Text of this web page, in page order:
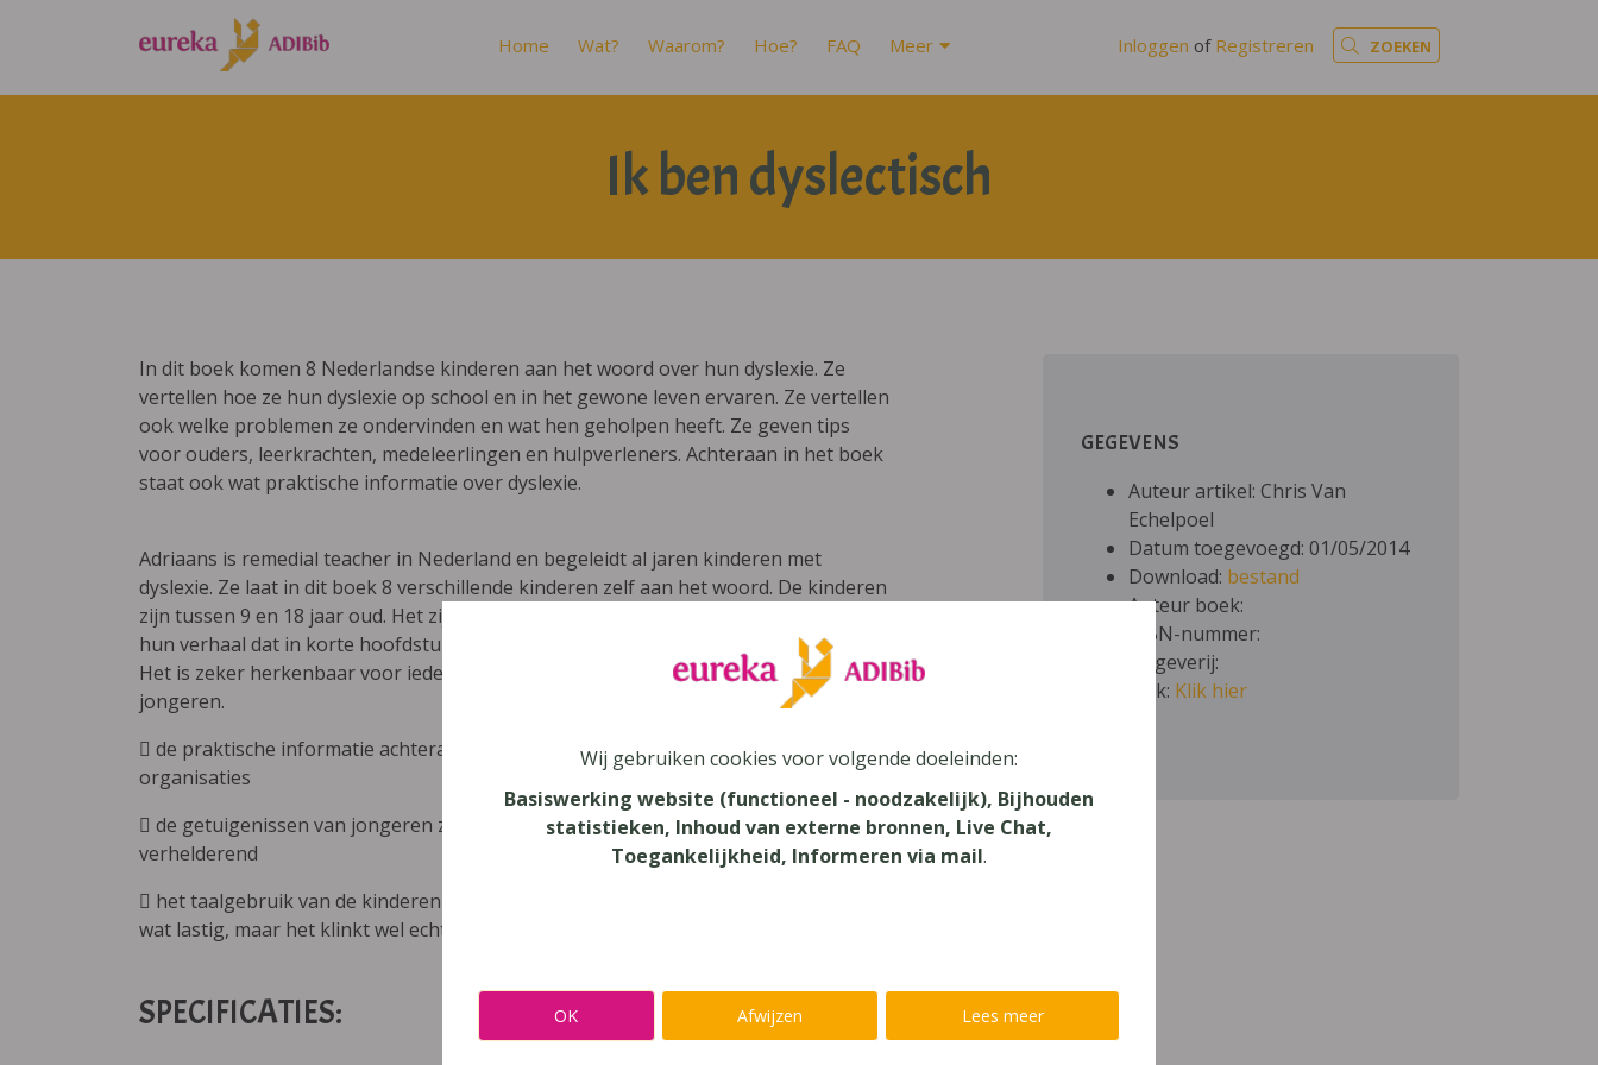
Home Wat? Waarom? Hoe? FAQ Meer Inloggen of Registreren ZOEKEN
Ik ben dyslectisch
In dit boek komen 8 Nederlandse kinderen aan het woord over hun dyslexie. Ze
vertellen hoe ze hun dyslexie op school en in het gewone leven ervaren. Ze vertellen
ook welke problemen ze ondervinden en wat hen geholpen heeft. Ze geven tips
voor ouders, leerkrachten, medeleerlingen en hulpverleners. Achteraan in het boek
staat ook wat praktische informatie over dyslexie.
Adriaans is remedial teacher in Nederland en begeleidt al jaren kinderen met
dyslexie. Ze laat in dit boek 8 verschillende kinderen zelf aan het woord. De kinderen
zijn tussen 9 en 18 jaar oud. Het zijn geen interviews. De kinderen vertellen gewoon
hun verhaal dat in korte hoofdstukjes is opgedeeld. Hun verhaal is vaak ontroerend.
Het is zeker herkenbaar voor iedereen die in contact komt met dyslectische
jongeren.
 de praktische informatie achteraan is overzichtelijk en verwijst naar websites en
organisaties
 de getuigenissen van jongeren zijn niet direct bruikbaar, maar hun verhaal is wel
verhelderend
 het taalgebruik van de kinderen is zoveel mogelijk echt, dat maakt het lezen soms
wat lastig, maar het klinkt wel echter.
SPECIFICATIES:
GEGEVENS
Auteur artikel: Chris Van
Echelpoel
Datum toegevoegd: 01/05/2014
Download: bestand
Auteur boek:
ISBN-nummer:
Uitgeverij:
Link: Klik hier
Wij gebruiken cookies voor volgende doeleinden:
Basiswerking website (functioneel - noodzakelijk), Bijhouden
statistieken, Inhoud van externe bronnen, Live Chat,
Toegankelijkheid, Informeren via mail.
OK Afwijzen Lees meer